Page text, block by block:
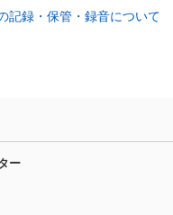
記録・保管・録音について
ー